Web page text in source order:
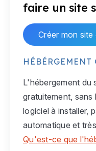
faire un site
Créer mon site
L'hébergement du
gratuitement, sans
logiciel à installer,
automatique et
Qu'est-ce que